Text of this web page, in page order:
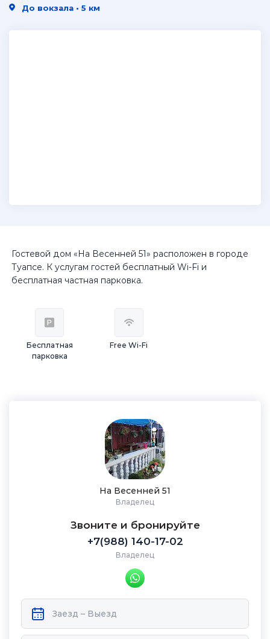
Гостевой дом «На Весенней 51» расположен в городе
Туапсе. К услугам гостей бесплатный Wi-Fi и
бесплатная частная парковка.
Бесплатная
парковка
Free Wi-Fi
На Весенней 51
Владелец
Звоните и бронируйте
+7(988) 140-17-02
Владелец
До вокзала • 5 км